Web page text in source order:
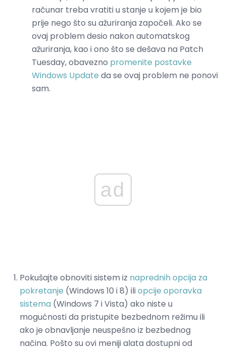
računar treba vratiti u stanje u kojem je bio
prije nego što su ažuriranja započeli. Ako se
ovaj problem desio nakon automatskog
ažuriranja, kao i ono što se dešava na Patch
Tuesday, obavezno promenite postavke
Windows Update da se ovaj problem ne ponovi
sam.
ad
Pokušajte obnoviti sistem iz naprednih opcija za
pokretanje (Windows 10 i 8) iliopcije oporavka
sistema (Windows 7 i Vista) ako niste u
mogućnosti da pristupite bezbednom režimu ili
ako je obnavljanje neuspešno iz bezbednog
načina. Pošto su ovi meniji alata dostupni od